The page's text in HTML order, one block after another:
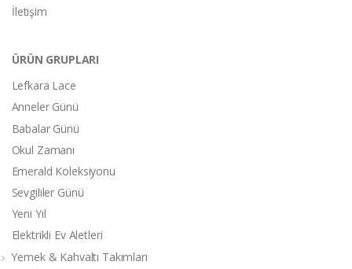
İletişim
ÜRÜN GRUPLARI
Lefkara Lace
Anneler Günü
Babalar Günü
Okul Zamanı
Emerald Koleksiyonu
Sevgililer Günü
Yeni Yıl
Elektrikli Ev Aletleri
Yemek & Kahvaltı Takımları